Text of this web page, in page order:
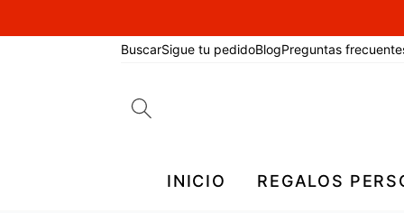
BuscarSigue tu pedidoBlogPreguntas
INICIO REGALOS